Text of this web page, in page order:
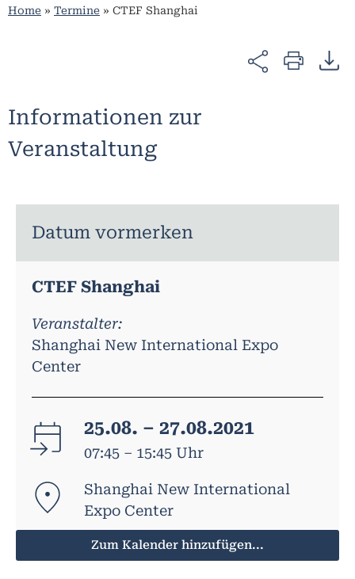
Home » Termine » CTEF Shanghai
Informationen zur
Veranstaltung
Datum vormerken
CTEF Shanghai
Veranstalter:
Shanghai New International Expo
Center
25.08. – 27.08.2021
07:45 – 15:45 Uhr
Shanghai New International
Expo Center
Zum Kalender hinzufügen...